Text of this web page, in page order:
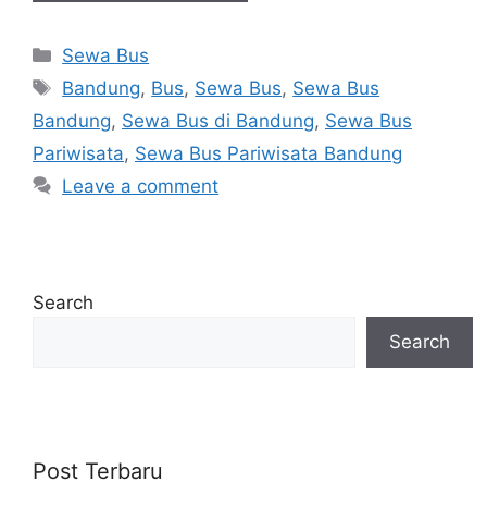
Categories
Sewa Bus
Tags
Bandung, Bus, Sewa Bus, Sewa Bus
Bandung, Sewa Bus di Bandung, Sewa Bus
Pariwisata, Sewa Bus Pariwisata Bandung
Leave a comment
Search
Search
Post Terbaru